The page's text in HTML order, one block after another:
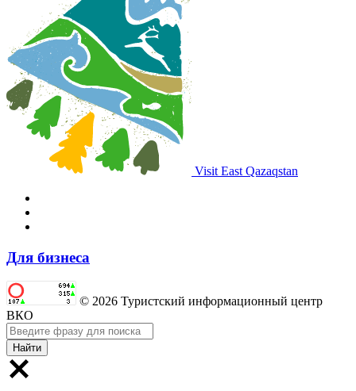
Visit East Qazaqstan
Для бизнеса
© 2026 Туристский информационный центр
ВКО
Найти